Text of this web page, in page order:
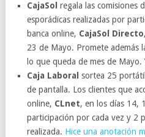
CajaSol regala las comisiones
esporádicas realizadas por
banca online, CajaSol Directo
23 de Mayo. Promete además
lo que queda de mes de Mayo.
Caja Laboral sortea 25
de pantalla. Los clientes que
online, CLnet, en los días 14,
participación por cada vez y 2
realizada. Hice una anotación